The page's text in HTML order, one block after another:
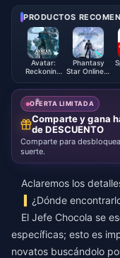
PRODUCTOS
Avatar:
Reckoning
Credit
Phantasy
Star Online 2
AC
Exchange
Ticket
OFERTA LIMITADA
Comparte y gana
de DESCUENTO
Comparte para
suerte.
Aclaremos los
¿Dónde
El Jefe Chocola se
específicas; esto es
novatos buscándolo